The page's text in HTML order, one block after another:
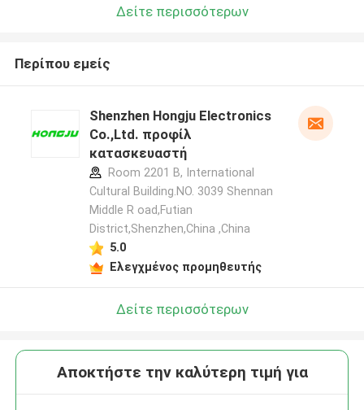
Δείτε περισσότερων
Περίπου εμείς
Shenzhen Hongju Electronics
Co.,Ltd. προφίλ
κατασκευαστή
Room 2201 B, International
Cultural Building.NO. 3039 Shennan
Middle R oad,Futian
District,Shenzhen,China ,China
5.0
Ελεγχμένος προμηθευτής
Δείτε περισσότερων
Αποκτήστε την καλύτερη τιμή για